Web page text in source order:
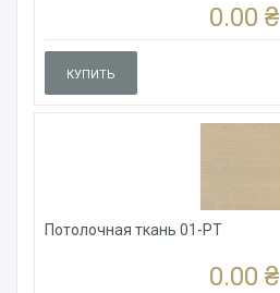
0.00 ₴
КУПИТЬ
Потолочная ткань 01-PT
0.00 ₴